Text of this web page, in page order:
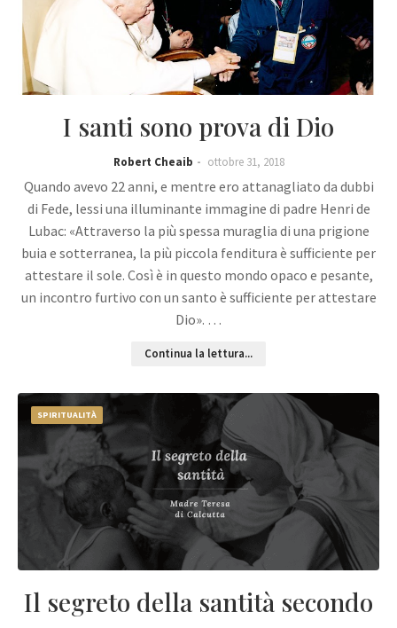
I santi sono prova di Dio
Robert Cheaib ottobre 31, 2018
Quando avevo 22 anni, e mentre ero attanagliato da dubbi
di Fede, lessi una illuminante immagine di padre Henri de
Lubac: «Attraverso la più spessa muraglia di una prigione
buia e sotterranea, la più piccola fenditura è sufficiente per
attestare il sole. Così è in questo mondo opaco e pesante,
un incontro furtivo con un santo è sufficiente per attestare
Dio». …
Continua la lettura...
SPIRITUALITÀ
Il segreto della santità secondo